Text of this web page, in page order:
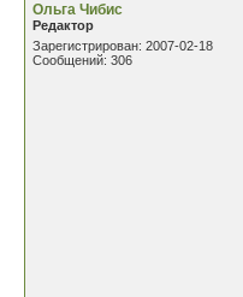
Ольга Чибис
Редактор
Зарегистрирован: 2007-02-18
Сообщений: 306